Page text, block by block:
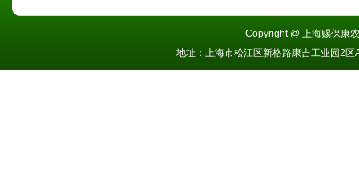
Copyright @ 上海赐保康
地址：上海市松江区新格路康吉工业园2